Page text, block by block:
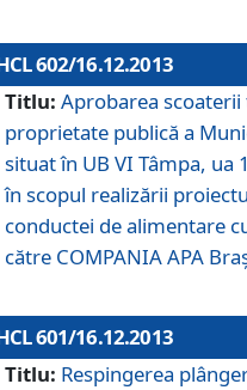
602/16.12.2013
Titlu: Aprobarea
proprietate publică a
situat în UB VI Tâmpa, ua
în scopul realizării
conductei de alimentare
către COMPANIA APA
601/16.12.2013
Titlu: Respingerea